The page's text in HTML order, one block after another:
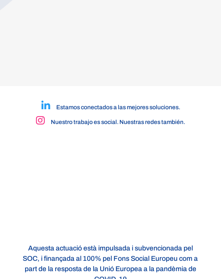
Estamos conectados a las mejores soluciones.
Nuestro trabajo es social. Nuestras redes también.
Aquesta actuació està impulsada i subvencionada pel
SOC, i finançada al 100% pel Fons Social Europeu com a
part de la resposta de la Unió Europea a la pandèmia de